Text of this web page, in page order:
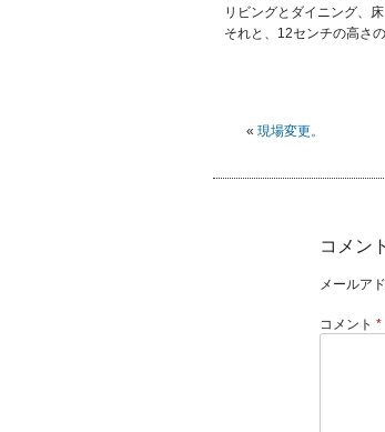
リビングとダイニング、
それと、12センチの高さ
« 現場変更。
コメン
メールア
コメント *